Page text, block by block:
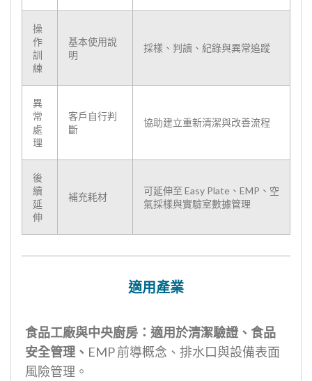
操
作
訓
練
基本使用說
明
採樣、判讀、紀錄與異常追蹤
異
常
處
理
客戶自行判
斷
協助建立重新清潔與改善流程
後
續
延
伸
補充耗材
可延伸至 Easy Plate、EMP、空
氣採樣與實驗室數據管理
適用產業
食品工廠與中央廚房：適用於清潔驗證、食品
安全管理、 EMP 前導概念、排水口與設備表面
風險管理。